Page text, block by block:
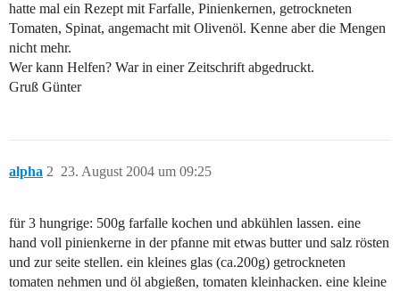
hatte mal ein Rezept mit Farfalle, Pinienkernen, getrockneten
Tomaten, Spinat, angemacht mit Olivenöl. Kenne aber die Mengen
nicht mehr.
Wer kann Helfen? War in einer Zeitschrift abgedruckt.
Gruß Günter
alpha 23. August 2004 um 09:25
2
für 3 hungrige: 500g farfalle kochen und abkühlen lassen. eine
hand voll pinienkerne in der pfanne mit etwas butter und salz rösten
und zur seite stellen. ein kleines glas (ca.200g) getrockneten
tomaten nehmen und öl abgießen, tomaten kleinhacken. eine kleine